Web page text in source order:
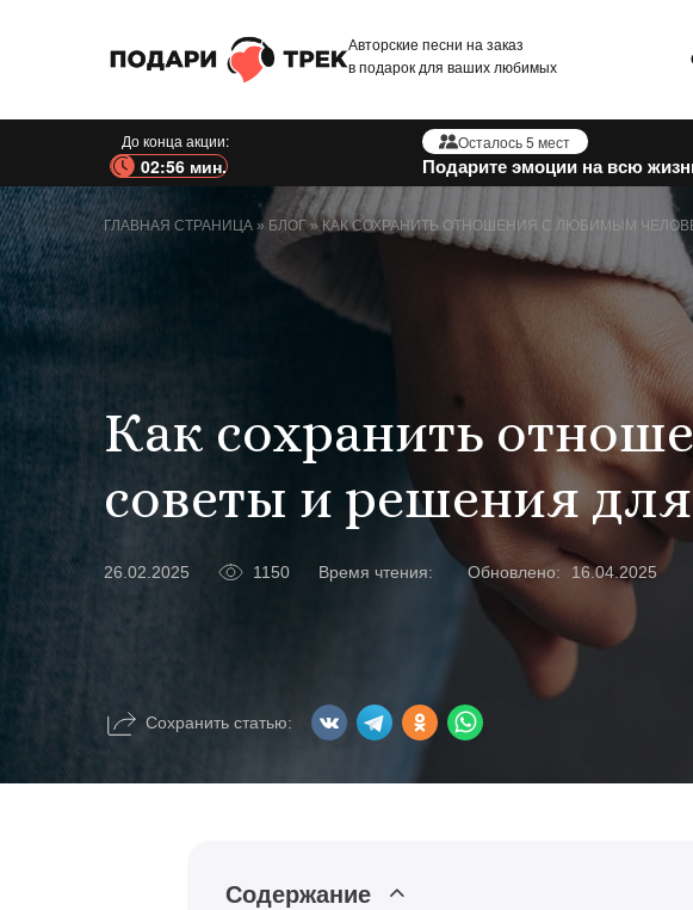
Авторские песни на заказ
в подарок для ваших любимых
До конца акции:
02:54 мин.
Осталось 5 мест
Подарите эмоции на всю
ГЛАВНАЯ СТРАНИЦА » БЛОГ» КАК СОХРАНИТЬ ОТНОШЕНИЯ С ЛЮБИМЫМ
Как сохранить
советы и решения
26.02.2025 1150 Время чтения: Обновлено: 16.04.2025
Сохранить статью:
Содержание